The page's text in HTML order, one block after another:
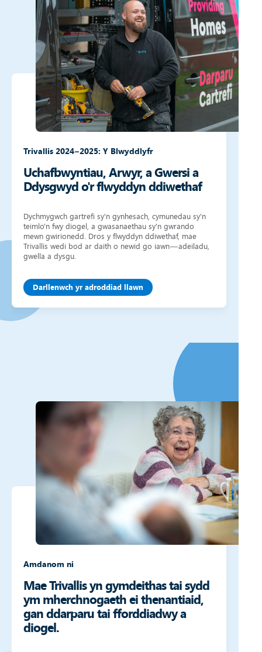
Trivallis 2024–2025: Y Blwyddlyfr
Uchafbwyntiau, Arwyr, a Gwersi a
Ddysgwyd o'r flwyddyn ddiwethaf
Dychmygwch gartrefi sy'n gynhesach, cymunedau sy'n
teimlo'n fwy diogel, a gwasanaethau sy'n gwrando
mewn gwirionedd. Dros y flwyddyn ddiwethaf, mae
Trivallis wedi bod ar daith o newid go iawn—adeiladu,
gwella a dysgu.
Darllenwch yr adroddiad llawn
Amdanom ni
Mae Trivallis yn gymdeithas tai sydd
ym mherchnogaeth ei thenantiaid,
gan ddarparu tai fforddiadwy a
diogel.